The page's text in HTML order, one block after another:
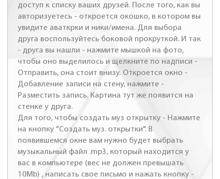
доступ к списку ваших друзей. После того, как вы
авторизуетесь - откроется окошко, в котором вы
увидите аваткрки и ники/имена. Для выбора
друга воспользуйтесь боковой прокруткой. И так
- друга вы нашли - нажмите мышкой на фото,
чтобы оно выделилось и щелкните по надписи -
Отправить, она стоит внизу. Откроется окно -
Добавление записи на стену, нажмите -
Разместить запись. Картина тут же появится на
стенке у друга.
Для того, чтобы создать муз открытку - Нажмите
на кнопку "Создать муз. открытки". В
появившемся окне вам нужно будет выбрать
музыкальный файл .mp3, который находится у
вас в компьютере (вес не должен превышать
10Mb) , написать свое письмо и нажать кнопку -